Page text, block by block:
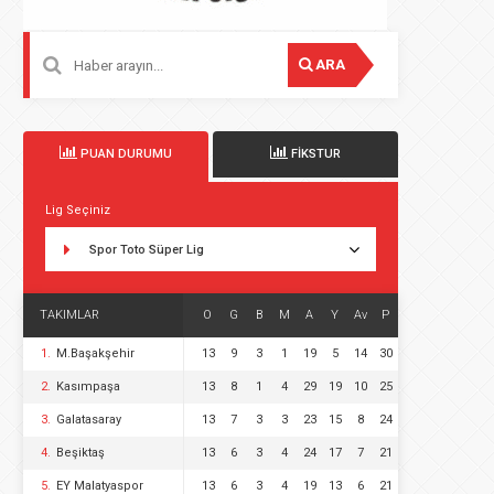
ARA
PUAN DURUMU FİKSTUR
Lig Seçiniz
Spor Toto Süper Lig
TAKIMLAR O G B M A Y Av P
1. M.Başakşehir 13 9 3 1 19 5 14 30
2. Kasımpaşa 13 8 1 4 29 19 10 25
3. Galatasaray 13 7 3 3 23 15 8 24
4. Beşiktaş 13 6 3 4 24 17 7 21
5. EY Malatyaspor 13 6 3 4 19 13 6 21